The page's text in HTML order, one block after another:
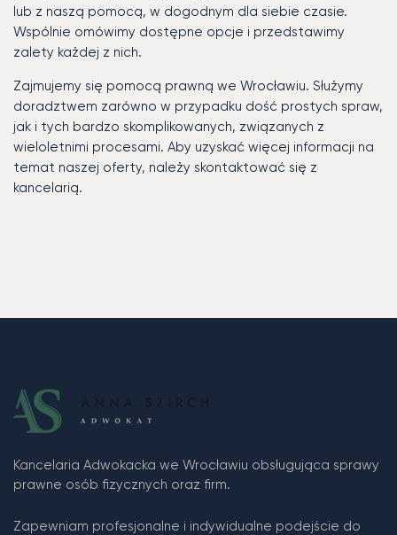
lub z naszą pomocą, w dogodnym dla siebie czasie.
Wspólnie omówimy dostępne opcje i przedstawimy
zalety każdej z nich.
Zajmujemy się pomocą prawną we Wrocławiu. Służymy
doradztwem zarówno w przypadku dość prostych spraw,
jak i tych bardzo skomplikowanych, związanych z
wieloletnimi procesami. Aby uzyskać więcej informacji na
temat naszej oferty, należy skontaktować się z
kancelarią.
Kancelaria Adwokacka we Wrocławiu obsługująca sprawy
prawne osób fizycznych oraz firm.
Zapewniam profesjonalne i indywidualne podejście do